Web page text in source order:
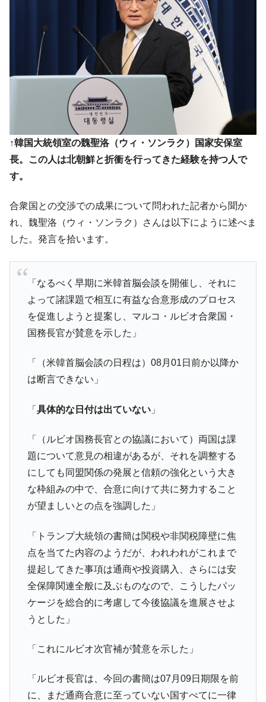
た ⇒ 国家が行った恐るべき株価操作であり、空前の国政壟
『Money1』
韓国･警察職員が「丸刈りになって抗議活
『Money1』
中国だけが鉄鋼輸出を異常増加させる ⇒ 中
国の過剰生産が世界を蝕む。
韓国製造業「半導体絶好調」のウラで他業
種は全般的「不調」⇒ PSIが示す現況は決して良くない。
『Money1』
【米韓激突案件】韓国消費者院が『クーパ
ン』1人当たり賠償10万ウォンを認定 ⇒ 総額3兆7,000億
「KDDX」1番艦、2032年竣工と公示
『Money1』
【対日本円】ウォン安が急進！ 日米の協調
に韓国がいっちょがみしたのでは。
は韓国で『BYD』車は売れている。6カ月で対前年同期比
1.9倍！
『Money1』
在韓米国大使スティールが着韓！⇒ さっそ
く空港に詰めかけ「出て行け！」「極右勢力」のプラカー
ドを掲げる「在韓反米勢力」
ータセンター整備」⇒ だから無理だってば。
『Money1』
JPモルガン「韓国レバレッジETFの清算は
『Money1』
韓国『国民年金公団』株価暴落で200兆蒸
『Money1』
韓国政府「ニセＫ-ブランドを通報しようキ
ャンペーン」⇒ あの名物教授も登場！
『Money1』
韓国「橋が落ちました」⇒ 耐久性「なさす
ぎ」では。
『Money1』
韓国鉄鋼最大手『POSCO』ズブズブ沈む。
『Money1』
米国下院「韓国の公務員個人をターゲット
にぶん殴る法案」提出！⇒ クーパン問題は合衆国企業に対
する差別。許してはおかぬ
『Money1』
韓国ボンクラ政策室長･金容範、株価暴落に
他人事のような発言。
『Money1』
『Money1』
韓国･加徳島新国際空港「またも暗礁」の危
↑韓国大統領室の魏聖洛（ウィ・ソンラク）国家安保室
長。この人は北朝鮮と折衝を行ってきた経験を持つ人で
す。
合衆国との交渉での成果について問われた記者から聞か
れ、魏聖洛（ウィ・ソンラク）さんは以下にように述べま
した。発言を拾います。
「なるべく早期に米韓首脳会談を開催し、それに
よって諸課題で相互に有益な合意形成のプロセス
を促進しようと提案し、マルコ・ルビオ合衆国・
国務長官が賛意を示した」
「（米韓首脳会談の日程は）08月01日前か以降か
は断言できない」
「 具体的な日付は出ていない」
「（ルビオ国務長官との協議において）両国は課
題について意見の相違があるが、それを調整する
にしても同盟関係の発展と信頼の強化という大き
な枠組みの中で、合意に向けて共に努力すること
が望ましいとの点を強調した」
「トランプ大統領の書簡は関税や非関税障壁に焦
点を当てた内容のようだが、われわれがこれまで
提起してきた事項は通商や投資購入、さらには安
全保障関連全般に及ぶものなので、こうしたパッ
ケージを総合的に考慮して今後協議を進展させよ
うとした」
「これにルビオ次官補が賛意を示した」
「ルビオ長官は、今回の書簡は07月09日期限を前
に、まだ通商合意に至っていない国すべてに一律